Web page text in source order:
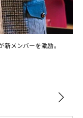
メンバーを激励。